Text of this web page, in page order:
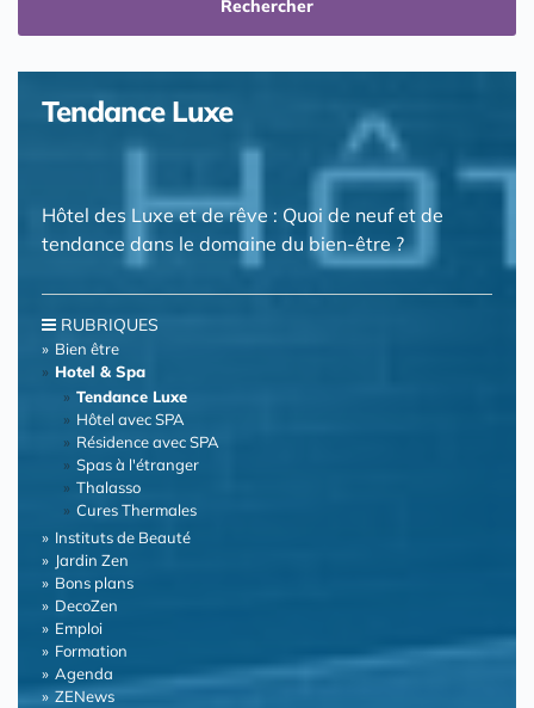
Rechercher
Tendance Luxe
Hôtel des Luxe et de rêve : Quoi de neuf et de
tendance dans le domaine du bien-être ?
RUBRIQUES
Bien être
Hotel & Spa
Tendance Luxe
Hôtel avec SPA
Résidence avec SPA
Spas à l'étranger
Thalasso
Cures Thermales
Instituts de Beauté
Jardin Zen
Bons plans
DecoZen
Emploi
Formation
Agenda
ZENews